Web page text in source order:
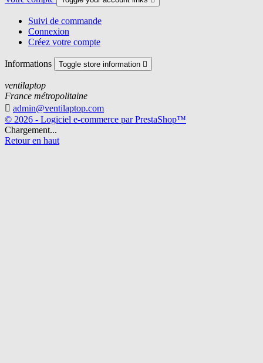
Suivi de commande
Connexion
Créez votre compte
Informations Toggle store information 
ventilaptop
France métropolitaine
 admin@ventilaptop.com
© 2026 - Logiciel e-commerce par PrestaShop™
Chargement...
Retour en haut